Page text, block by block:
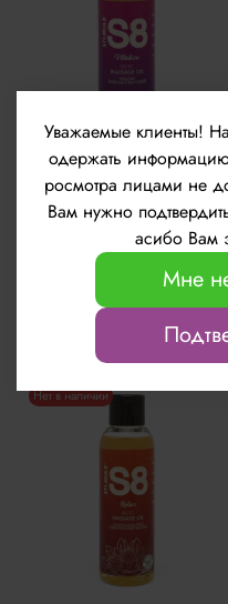
Массажное масло с
ароматом лайма и
Stimul8 S8 Massage Oil
994 руб
Нет в наличии
Уважаемые клиенты!
одержать
росмотра лицами не
Вам нужно
асибо Вам
Мне